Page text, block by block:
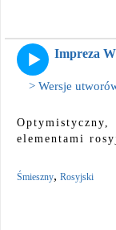
Impreza
> Wersje
elementami
Śmieszny, Rosyjski